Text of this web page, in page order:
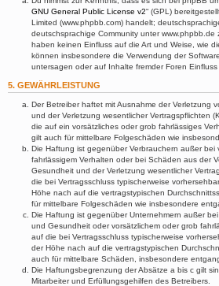
GNU General Public License v2“ (GPL)
Limited (www.phpbb.com) handelt;
deutschsprachige Community unter www.phpbb.de
haben keinen Einfluss auf die Art und Weise, wie
können insbesondere die Verwendung der
untersagen oder auf Inhalte fremder Foren Einfluss
5. GEWÄHRLEISTUNG
Der Betreiber haftet mit Ausnahme der Verletzung
und der Verletzung wesentlicher Vertragspflichten
die auf ein vorsätzliches oder grob fahrlässiges
gilt auch für mittelbare Folgeschäden wie
Die Haftung ist gegenüber Verbrauchern außer bei
fahrlässigem Verhalten oder bei Schäden aus der
Gesundheit und der Verletzung wesentlicher
die bei Vertragsschluss typischerweise
Höhe nach auf die vertragstypischen
für mittelbare Folgeschäden wie insbesondere
Die Haftung ist gegenüber Unternehmern außer
und Gesundheit oder vorsätzlichem oder grob
auf die bei Vertragsschluss typischerweise
der Höhe nach auf die vertragstypischen
auch für mittelbare Schäden, insbesondere
Die Haftungsbegrenzung der Absätze a bis c gilt
Mitarbeiter und Erfüllungsgehilfen des Betreibers.